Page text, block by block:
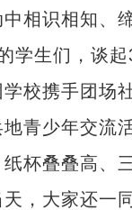
相识相知、
生们，谈起
校携手团场
青少年交流活
叠叠高、
，大家还一